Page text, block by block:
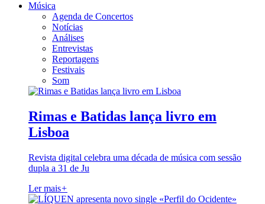
Música
Agenda de Concertos
Notícias
Análises
Entrevistas
Reportagens
Festivais
Som
Rimas e Batidas lança livro em
Lisboa
Revista digital celebra uma década de música com sessão
dupla a 31 de Ju
Ler mais+